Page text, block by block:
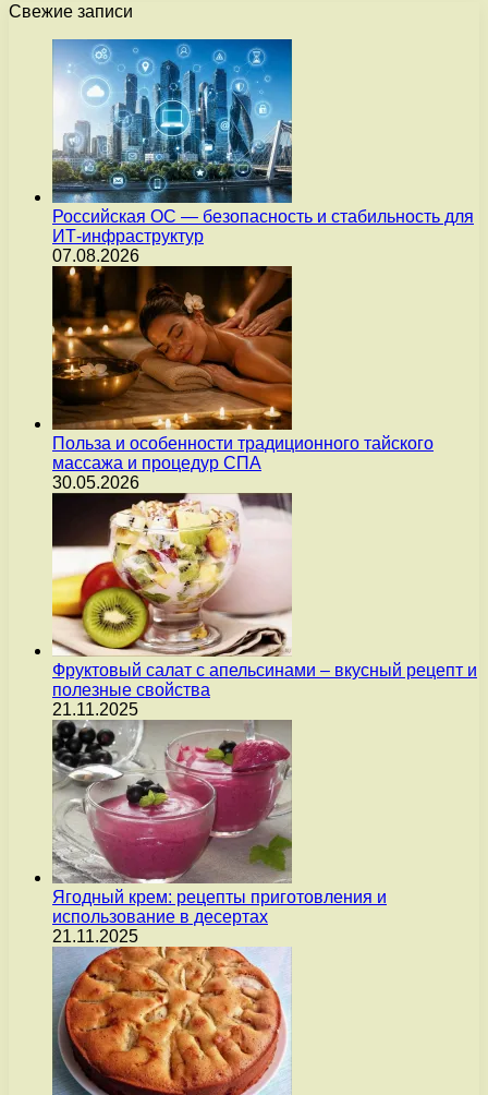
Свежие записи
Российская ОС — безопасность и стабильность для
ИТ-инфраструктур
07.08.2026
Польза и особенности традиционного тайского
массажа и процедур СПА
30.05.2026
Фруктовый салат с апельсинами – вкусный рецепт и
полезные свойства
21.11.2025
Ягодный крем: рецепты приготовления и
использование в десертах
21.11.2025